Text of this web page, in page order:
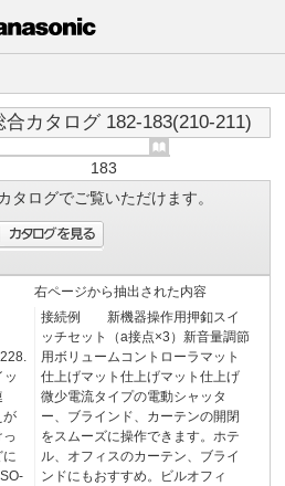
カタログ 182-183(210-211)
183
タログでご覧いただけます。
が
右ページから抽出された内容
接続例 新機器操作用押釦スイ
ッチセット（a接点×3）新音量調節
用ボリュームコントローラマット
仕上げマット仕上げマット仕上げ
微少電流タイプの電動シャッタ
ー、ブラインド、カーテンの開閉
をスムーズに操作できます。ホテ
ル、オフィスのカーテン、ブライ
ンドにもおすすめ。ビルオフィ